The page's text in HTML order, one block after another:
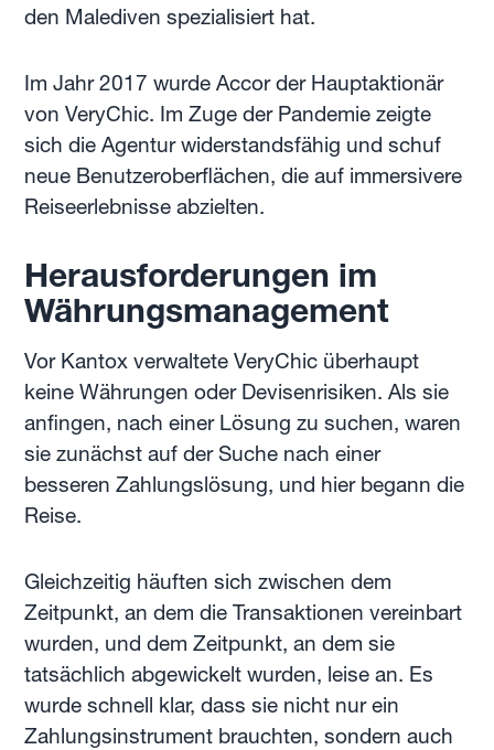
den Malediven spezialisiert hat.
Im Jahr 2017 wurde Accor der Hauptaktionär
von VeryChic. Im Zuge der Pandemie zeigte
sich die Agentur widerstandsfähig und schuf
neue Benutzeroberflächen, die auf immersivere
Reiseerlebnisse abzielten.
Herausforderungen im
Währungsmanagement
Vor Kantox verwaltete VeryChic überhaupt
keine Währungen oder Devisenrisiken. Als sie
anfingen, nach einer Lösung zu suchen, waren
sie zunächst auf der Suche nach einer
besseren Zahlungslösung, und hier begann die
Reise.
Gleichzeitig häuften sich zwischen dem
Zeitpunkt, an dem die Transaktionen vereinbart
wurden, und dem Zeitpunkt, an dem sie
tatsächlich abgewickelt wurden, leise an. Es
wurde schnell klar, dass sie nicht nur ein
Zahlungsinstrument brauchten, sondern auch